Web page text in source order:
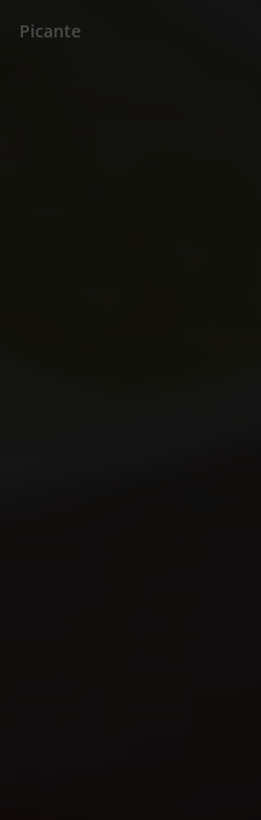
Picante